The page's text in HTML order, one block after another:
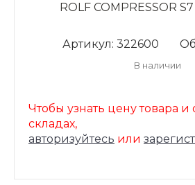
ROLF COMPRESSOR
Артикул: 322600
В наличии
Чтобы узнать цену товара и
складах,
авторизуйтесь или